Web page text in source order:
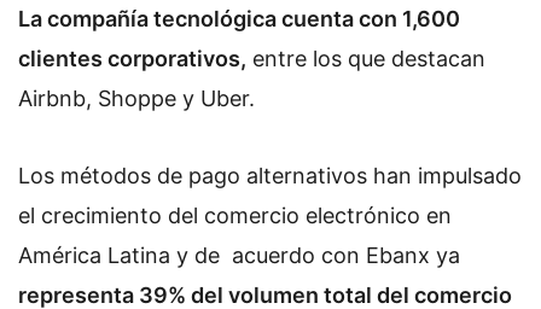
La compañía tecnológica cuenta con 1,600
clientes corporativos, entre los que destacan
Airbnb, Shoppe y Uber.
Los métodos de pago alternativos han impulsado
el crecimiento del comercio electrónico en
América Latina y de acuerdo con Ebanx ya
representa 39% del volumen total del comercio